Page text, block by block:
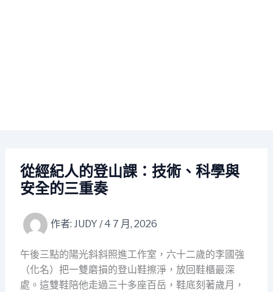
從經紀人的登山課：技術、科學與
安全的三重奏
作者: JUDY /4 7 月, 2026
午後三點的陽光斜斜照進工作室，六十二歲的李國強
（化名）把一雙磨損的登山鞋擦淨，放回鞋櫃最深
處。這雙鞋陪他走過三十多座百岳，鞋底刻著歲月，